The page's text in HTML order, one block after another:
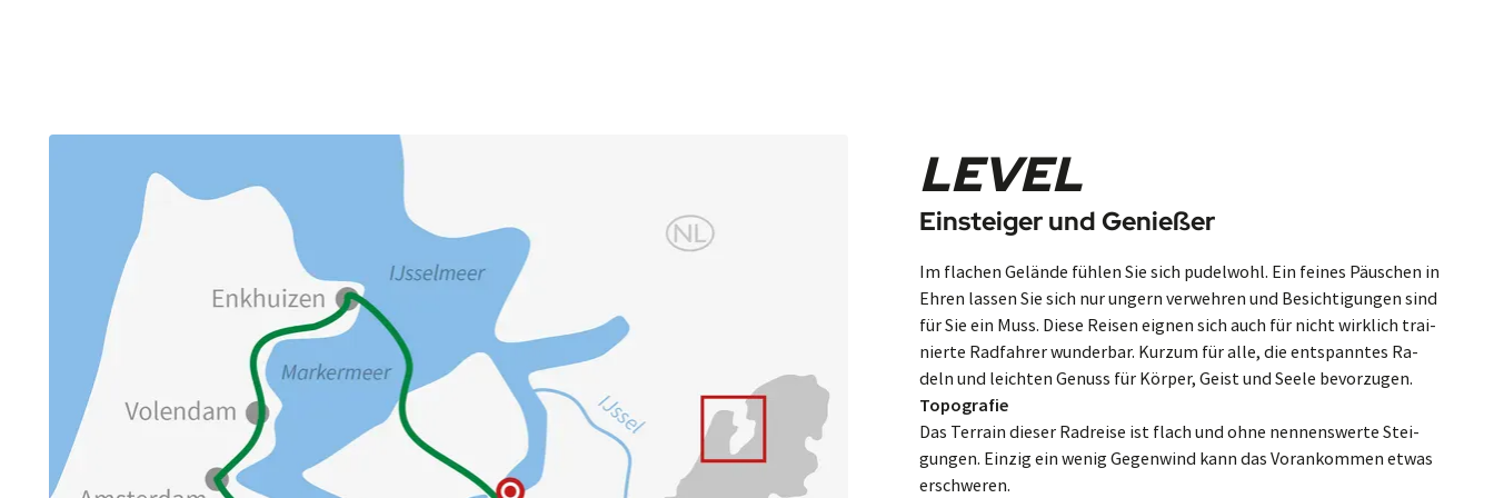
LEVEL
Einsteiger und Genießer
Im flachen Ge­län­de füh­len Sie sich pu­del­wohl. Ein fei­nes Päus­chen in
Ehren las­sen Sie sich nur un­gern ver­weh­ren und Be­sich­ti­gun­gen sind
für Sie ein Muss. Diese Rei­sen ei­gnen sich auch für nicht wirk­lich trai­
nier­te Rad­fah­rer wun­der­bar. Kurzum für alle, die ent­spann­tes Ra­
deln und leich­ten Ge­nuss für Kör­per, Geist und Seele be­vor­zugen.
Topografie
Das Terrain die­ser Rad­rei­se ist flach und ohne nen­nens­wer­te Stei­
gun­gen. Ein­zig ein we­nig Ge­gen­wind kann das Vor­an­kom­men et­was
er­schwe­ren.